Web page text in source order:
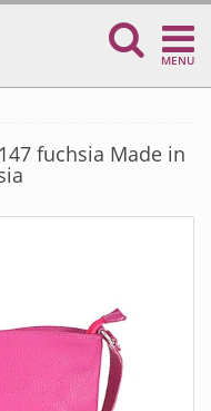
MENU
fuchsia Made in